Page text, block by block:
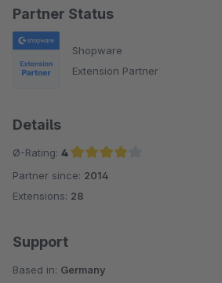
Partner Status
Shopware
Extension Partner
Details
Ø-Rating: 4
Average rating of 4 out of 5 stars
Partner since: 2014
Extensions: 28
Support
Based in: Germany